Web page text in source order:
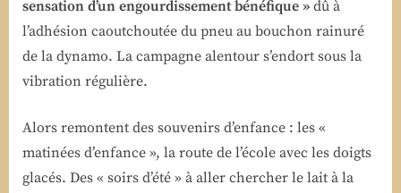
sensation d’un engourdissement bénéfique » dû à
l’adhésion caoutchoutée du pneu au bouchon rainuré
de la dynamo. La campagne alentour s’endort sous la
vibration régulière.
Alors remontent des souvenirs d’enfance : les «
matinées d’enfance », la route de l’école avec les doigts
glacés. Des « soirs d’été » à aller chercher le lait à la